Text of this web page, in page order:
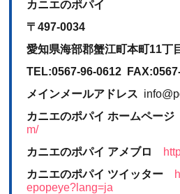
カニエのポパイ
〒497-0034
愛知県海部郡蟹江町本町11丁
TEL:0567-96-0612
メインメールアドレス
カニエのポパイ ホームページ
m/
カニエのポパイ アメブロ
カニエのポパイ ツイッター
epopeye?lang=ja